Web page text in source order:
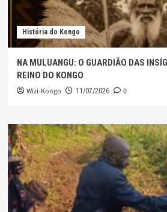
História do Kongo
NA MULUANGU: O GUARDIÃO DAS
REINO DO KONGO
Wizi-Kongo 11/07/2026 0